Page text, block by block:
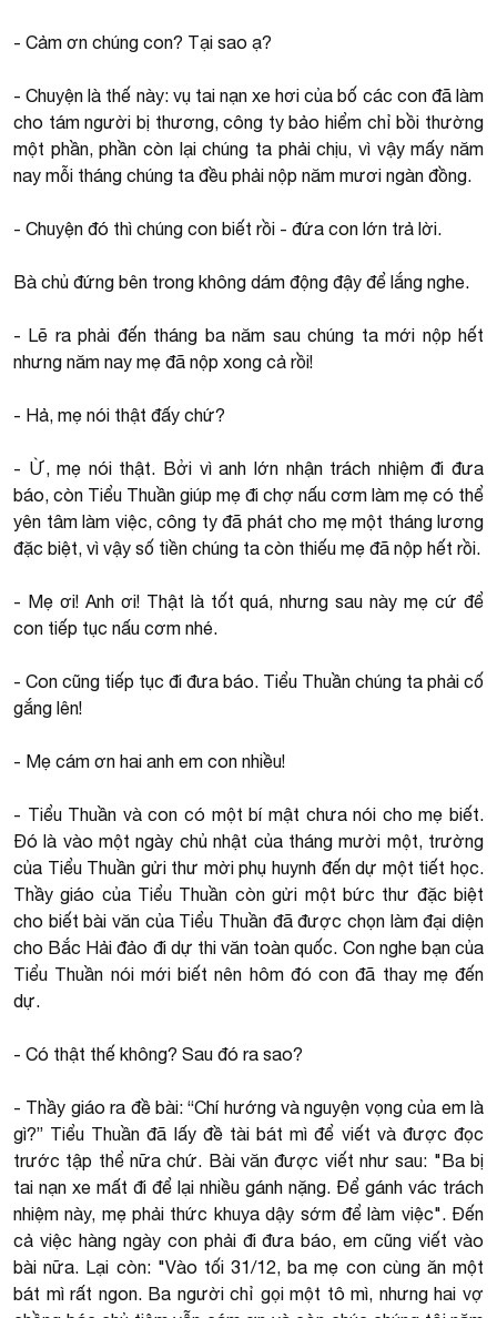
- Cảm ơn chúng con? Tại sao ạ?
- Chuyện là thế này: vụ tai nạn xe hơi của bố các con đã làm
cho tám người bị thương, công ty bảo hiểm chỉ bồi thường
một phần, phần còn lại chúng ta phải chịu, vì vậy mấy năm
nay mỗi tháng chúng ta đều phải nộp năm mươi ngàn đồng.
- Chuyện đó thì chúng con biết rồi - đứa con lớn trả lời.
Bà chủ đứng bên trong không dám động đậy để lắng nghe.
- Lẽ ra phải đến tháng ba năm sau chúng ta mới nộp hết
nhưng năm nay mẹ đã nộp xong cả rồi!
- Hả, mẹ nói thật đấy chứ?
- Ừ, mẹ nói thật. Bởi vì anh lớn nhận trách nhiệm đi đưa
báo, còn Tiểu Thuần giúp mẹ đi chợ nấu cơm làm mẹ có thể
yên tâm làm việc, công ty đã phát cho mẹ một tháng lương
đặc biệt, vì vậy số tiền chúng ta còn thiếu mẹ đã nộp hết rồi.
- Mẹ ơi! Anh ơi! Thật là tốt quá, nhưng sau này mẹ cứ để
con tiếp tục nấu cơm nhé.
- Con cũng tiếp tục đi đưa báo. Tiểu Thuần chúng ta phải cố
gắng lên!
- Mẹ cám ơn hai anh em con nhiều!
- Tiểu Thuần và con có một bí mật chưa nói cho mẹ biết.
Đó là vào một ngày chủ nhật của tháng mười một, trường
của Tiểu Thuần gửi thư mời phụ huynh đến dự một tiết học.
Thầy giáo của Tiểu Thuần còn gửi một bức thư đặc biệt
cho biết bài văn của Tiểu Thuần đã được chọn làm đại diện
cho Bắc Hải đảo đi dự thi văn toàn quốc. Con nghe bạn của
Tiểu Thuần nói mới biết nên hôm đó con đã thay mẹ đến
dự.
- Có thật thế không? Sau đó ra sao?
- Thầy giáo ra đề bài: “Chí hướng và nguyện vọng của em là
gì?” Tiểu Thuần đã lấy đề tài bát mì để viết và được đọc
trước tập thể nữa chứ. Bài văn được viết như sau: "Ba bị
tai nạn xe mất đi để lại nhiều gánh nặng. Để gánh vác trách
nhiệm này, mẹ phải thức khuya dậy sớm để làm việc". Đến
cả việc hàng ngày con phải đi đưa báo, em cũng viết vào
bài nữa. Lại còn: "Vào tối 31/12, ba mẹ con cùng ăn một
bát mì rất ngon. Ba người chỉ gọi một tô mì, nhưng hai vợ